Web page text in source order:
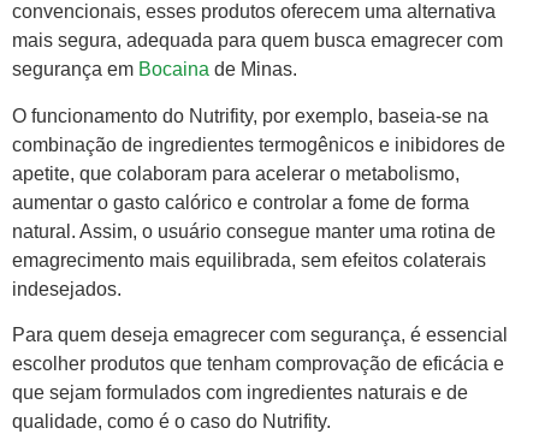
convencionais, esses produtos oferecem uma alternativa
mais segura, adequada para quem busca emagrecer com
segurança em Bocaina de Minas.
O funcionamento do Nutrifity, por exemplo, baseia-se na
combinação de ingredientes termogênicos e inibidores de
apetite, que colaboram para acelerar o metabolismo,
aumentar o gasto calórico e controlar a fome de forma
natural. Assim, o usuário consegue manter uma rotina de
emagrecimento mais equilibrada, sem efeitos colaterais
indesejados.
Para quem deseja emagrecer com segurança, é essencial
escolher produtos que tenham comprovação de eficácia e
que sejam formulados com ingredientes naturais e de
qualidade, como é o caso do Nutrifity.